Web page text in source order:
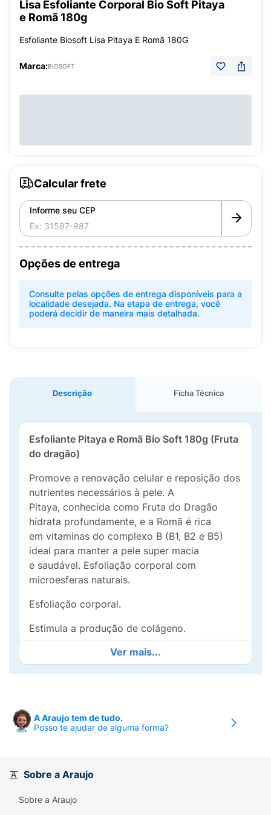
Lisa Esfoliante Corporal Bio Soft Pitaya
e Romã 180g
Esfoliante Biosoft Lisa Pitaya E Romã 180G
Marca:BIOSOFT
Calcular frete
Informe seu CEP
Opções de entrega
Consulte pelas opções de entrega disponíveis para a
localidade desejada. Na etapa de entrega, você
poderá decidir de maneira mais detalhada.
Descrição Ficha Técnica
Esfoliante Pitaya e Romã Bio Soft 180g (Fruta
do dragão)
Promove a renovação celular e reposição dos
nutrientes necessários à pele. A
Pitaya, conhecida como Fruta do Dragão
hidrata profundamente, e a Romã é rica
em vitaminas do complexo B (B1, B2 e B5)
ideal para manter a pele super macia
e saudável. Esfoliação corporal com
microesferas naturais.
Esfoliação corporal.
Estimula a produção de colágeno.
Microesferas naturais.
Abrasão média.
mãos, pés, costas e cotovelos. Para todos os
tipos de pele.
Com a área limpa e umedecida,
preferencialmente no banho, aplique o
produto fazendo movimentos circulares leves
Ver mais...
A Araujo tem de tudo.
Posso te ajudar de alguma forma?
Sobre a Araujo
Sobre a Araujo